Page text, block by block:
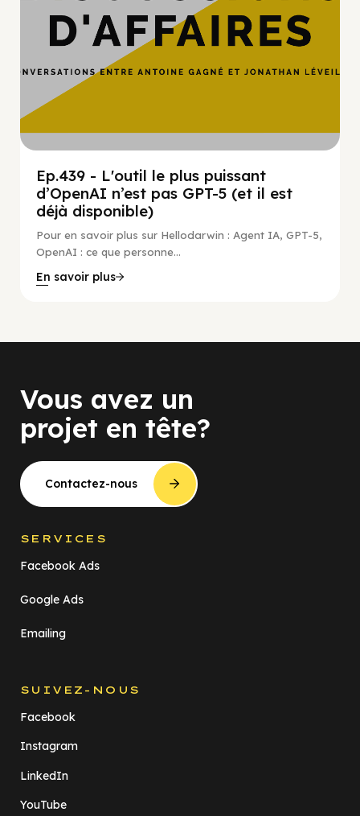
Ep.439 - L'outil le plus puissant
d’OpenAI n’est pas GPT-5 (et il est
déjà disponible)
Pour en savoir plus sur Hellodarwin : Agent IA, GPT-5,
OpenAI : ce que personne...
En savoir plus
Vous avez un
projet en tête?
Contactez-nous
SERVICES
Facebook Ads
Google Ads
Emailing
SUIVEZ-NOUS
Facebook
Instagram
LinkedIn
YouTube